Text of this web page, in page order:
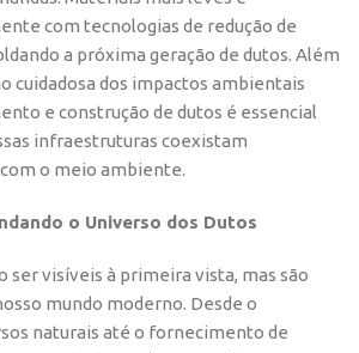
com tecnologias de redução de
a próxima geração de dutos. Além
cuidadosa dos impactos ambientais
e construção de dutos é essencial
infraestruturas coexistam
o meio ambiente.
o Universo dos Dutos
ser visíveis à primeira vista, mas são
mundo moderno. Desde o
naturais até o fornecimento de